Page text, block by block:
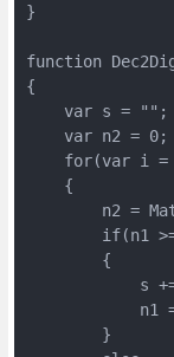
}
function
{
    var s = "";
    var n2 = 0;
for(var i =
    {
n2 =
if(n1
        {
s
n1
        }